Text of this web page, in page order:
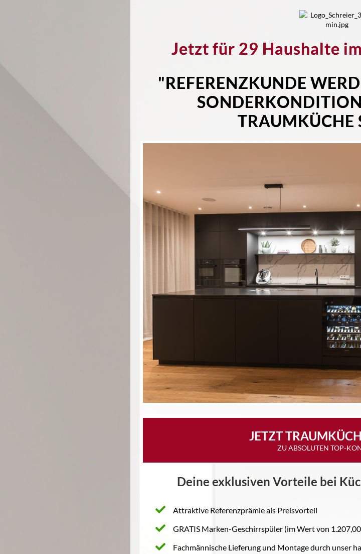
Jetzt für 29 Haushalte
"REFERENZKUNDE
TRAUMKÜCHE
JETZT
ZU ABSOLUTEN TOP-
Deine exklusiven Vorteile bei
Attraktive Referenzprämie als Preisvorteil
GRATIS Marken-Geschirrspüler (im Wert von
Fachmännische Lieferung und Montage durch unser